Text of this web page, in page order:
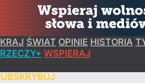
KRAJ ŚWIAT OPINIE HISTORIA
RZECZY+ WSPIERAJ